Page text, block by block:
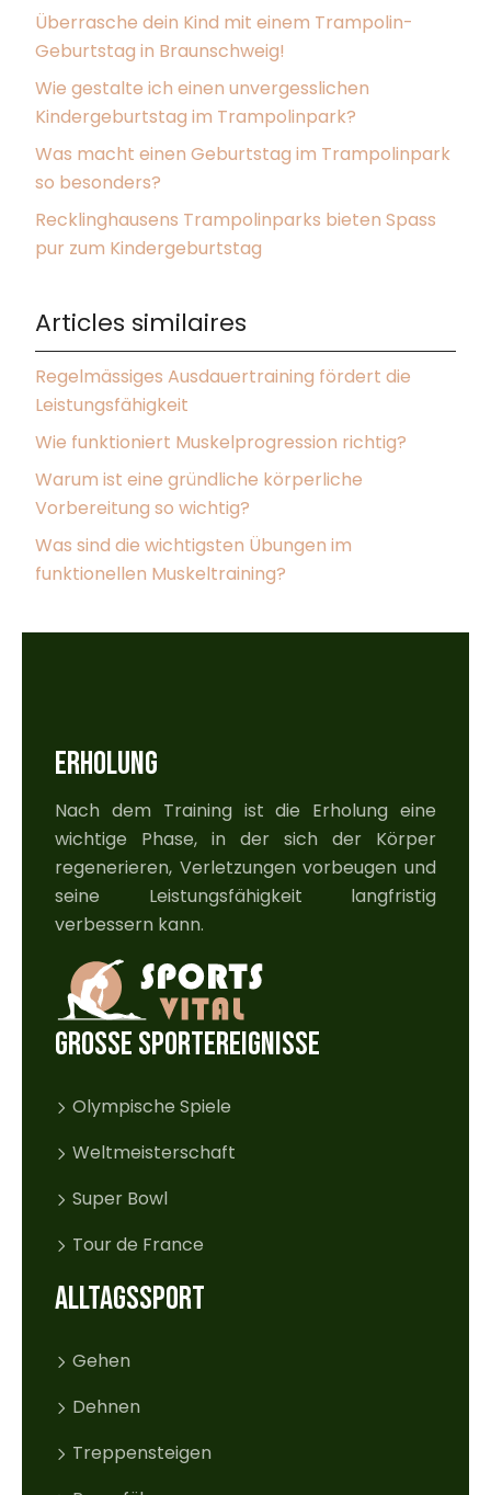
Überrasche dein Kind mit einem Trampolin-
Geburtstag in Braunschweig!
Wie gestalte ich einen unvergesslichen
Kindergeburtstag im Trampolinpark?
Was macht einen Geburtstag im Trampolinpark
so besonders?
Recklinghausens Trampolinparks bieten Spass
pur zum Kindergeburtstag
Articles similaires
Regelmässiges Ausdauertraining fördert die
Leistungsfähigkeit
Wie funktioniert Muskelprogression richtig?
Warum ist eine gründliche körperliche
Vorbereitung so wichtig?
Was sind die wichtigsten Übungen im
funktionellen Muskeltraining?
ERHOLUNG
Nach dem Training ist die Erholung eine
wichtige Phase, in der sich der Körper
regenerieren, Verletzungen vorbeugen und
seine Leistungsfähigkeit langfristig
verbessern kann.
GROSSE SPORTEREIGNISSE
Olympische Spiele
Weltmeisterschaft
Super Bowl
Tour de France
ALLTAGSSPORT
Gehen
Dehnen
Treppensteigen